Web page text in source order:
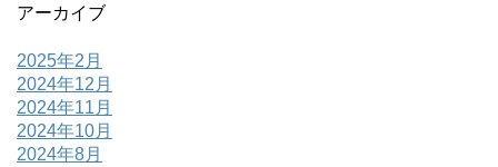
アーカイブ
2025年2月
2024年12月
2024年11月
2024年10月
2024年8月